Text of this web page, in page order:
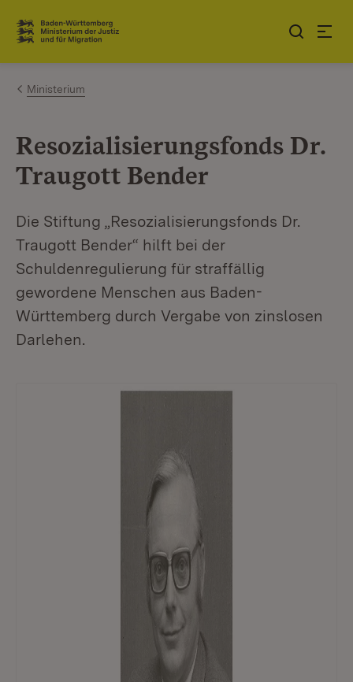
Zum Inhalt springen
Link zur Startseite
Ministerium
Resozialisierungsfonds Dr.
Traugott Bender
Die Stiftung „Resozialisierungsfonds Dr.
Traugott Bender“ hilft bei der
Schuldenregulierung für straffällig
gewordene Menschen aus Baden-
Württemberg durch Vergabe von zinslosen
Darlehen.